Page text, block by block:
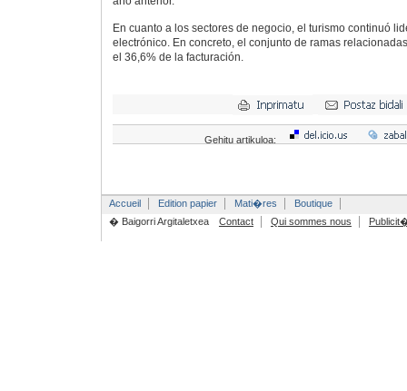
En cuanto a los sectores de negocio, el turismo continuó
electrónico. En concreto, el conjunto de ramas
el 36,6% de la facturación.
Gehitu artikuloa:
Accueil Edition papier Mati�res
Boutique
� Baigorri Argitaletxea
Contact Qui sommes nous